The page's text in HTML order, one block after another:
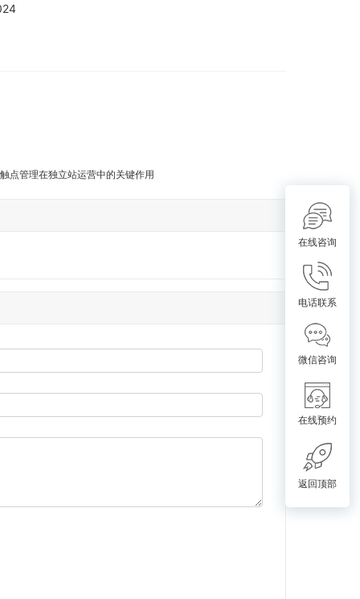
点管理在独立站运营中的关键作用
在线咨询
电话联系
微信咨询
在线预约
返回顶部